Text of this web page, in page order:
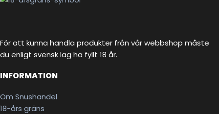
För att kunna handla produkter från vår webbshop måste
du enligt svensk lag ha fyllt 18 år.
INFORMATION
Om Snushandel
18-års gräns